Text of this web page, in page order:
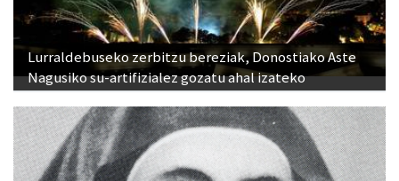
Lurraldebuseko zerbitzu bereziak, Donostiako Aste
Nagusiko su-artifizialez gozatu ahal izateko